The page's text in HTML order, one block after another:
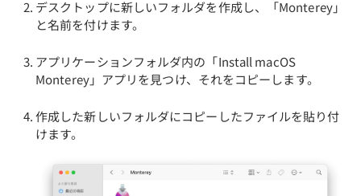
デスクトップに新しいフォルダを作成し、「Monterey」
と名前を付けます。
アプリケーションフォルダ内の「Install macOS
Monterey」アプリを見つけ、それをコピーします。
作成した新しいフォルダにコピーしたファイルを貼り付
けます。